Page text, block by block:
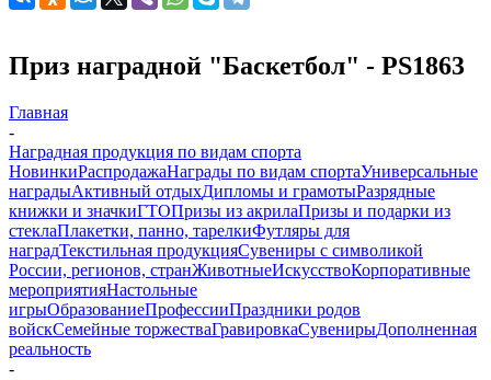
Приз наградной "Баскетбол" - PS1863
Главная
-
Наградная продукция по видам спорта
НовинкиРаспродажаНаграды по видам спортаУниверсальные
наградыАктивный отдыхДипломы и грамотыРазрядные
книжки и значкиГТОПризы из акрилаПризы и подарки из
стеклаПлакетки, панно, тарелкиФутляры для
наградТекстильная продукцияСувениры с символикой
России, регионов, странЖивотныеИскусствоКорпоративные
мероприятияНастольные
игрыОбразованиеПрофессииПраздники родов
войскСемейные торжестваГравировкаСувенирыДополненная
реальность
-